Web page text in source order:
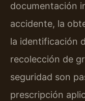
documentación
accidente, la
la identificación
recolección de
seguridad son
prescripción